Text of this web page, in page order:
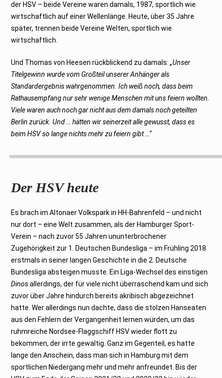
der HSV – beide Vereine waren damals, 1987, sportlich wie
wirtschaftlich auf einer Wellenlänge. Heute, über 35 Jahre
später, trennen beide Vereine Welten, sportlich wie
wirtschaftlich.
Und Thomas von Heesen rückblickend zu damals:„Unser
Titelgewinn wurde vom Großteil unserer Anhänger als
Standardergebnis wahrgenommen. Ich weiß noch, dass beim
Rathausempfang nur sehr wenige Menschen mit uns feiern wollten.
Viele waren auch noch gar nicht aus dem damals noch geteilten
Berlin zurück. Und … hätten wir seinerzeit alle gewusst, dass es
beim HSV so lange nichts mehr zu feiern gibt …“
Der HSV heute
Es brach im Altonaer Volkspark in HH-Bahrenfeld – und nicht
nur dort – eine Welt zusammen, als der Hamburger Sport-
Verein – nach zuvor 55 Jahren ununterbrochener
Zugehörigkeit zur 1. Deutschen Bundesliga – im Frühling 2018
erstmals in seiner langen Geschichte in die 2. Deutsche
Bundesliga absteigen musste. Ein Liga-Wechsel des einstigen
Dinosallerdings, der für viele nicht überraschend kam und sich
zuvor über Jahre hindurch bereits akribisch abgezeichnet
hatte. Wer allerdings nun dachte, dass die stolzen Hanseaten
aus den Fehlern der Vergangenheit lernen würden, um das
ruhmreiche Nordsee-Flaggschiff HSV wieder flott zu
bekommen, der irrte gewaltig. Ganz im Gegenteil, es hatte
lange den Anschein, dass man sich in Hamburg mit dem
sportlichen Niedergang mehr und mehr anfreundet. Bis der